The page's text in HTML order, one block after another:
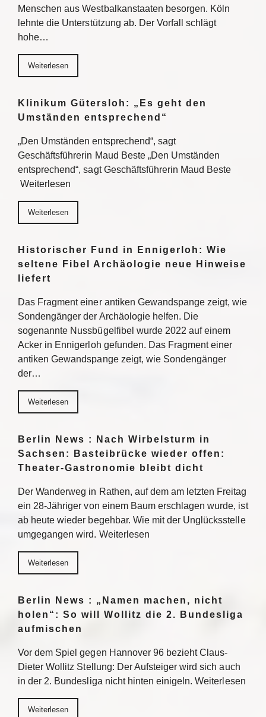
Menschen aus Westbalkanstaaten besorgen. Köln
lehnte die Unterstützung ab. Der Vorfall schlägt
hohe…
Weiterlesen
Klinikum Gütersloh: „Es geht den
Umständen entsprechend“
„Den Umständen entsprechend“, sagt
Geschäftsführerin Maud Beste „Den Umständen
entsprechend“, sagt Geschäftsführerin Maud Beste
Weiterlesen
Weiterlesen
Historischer Fund in Ennigerloh: Wie
seltene Fibel Archäologie neue Hinweise
liefert
Das Fragment einer antiken Gewandspange zeigt, wie
Sondengänger der Archäologie helfen. Die
sogenannte Nussbügelfibel wurde 2022 auf einem
Acker in Ennigerloh gefunden. Das Fragment einer
antiken Gewandspange zeigt, wie Sondengänger
der…
Weiterlesen
Berlin News : Nach Wirbelsturm in
Sachsen: Basteibrücke wieder offen:
Theater-Gastronomie bleibt dicht
Der Wanderweg in Rathen, auf dem am letzten Freitag
ein 28-Jähriger von einem Baum erschlagen wurde, ist
ab heute wieder begehbar. Wie mit der Unglücksstelle
umgegangen wird. Weiterlesen
Weiterlesen
Berlin News : „Namen machen, nicht
holen“: So will Wollitz die 2. Bundesliga
aufmischen
Vor dem Spiel gegen Hannover 96 bezieht Claus-
Dieter Wollitz Stellung: Der Aufsteiger wird sich auch
in der 2. Bundesliga nicht hinten einigeln. Weiterlesen
Weiterlesen